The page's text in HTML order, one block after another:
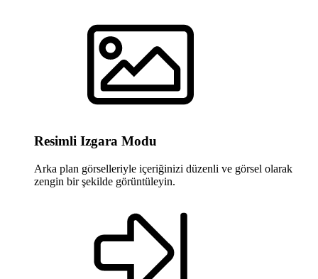
Resimli Izgara Modu
Arka plan görselleriyle içeriğinizi düzenli ve görsel olarak
zengin bir şekilde görüntüleyin.